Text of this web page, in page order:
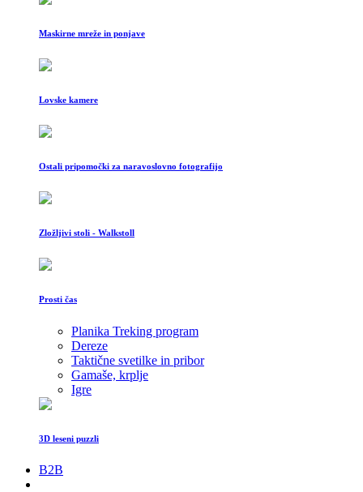
Maskirne mreže in ponjave
Lovske kamere
Ostali pripomočki za naravoslovno fotografijo
Zložljivi stoli - Walkstoll
Prosti čas
Planika Treking program
Dereze
Taktične svetilke in pribor
Gamaše, krplje
Igre
3D leseni puzzli
B2B